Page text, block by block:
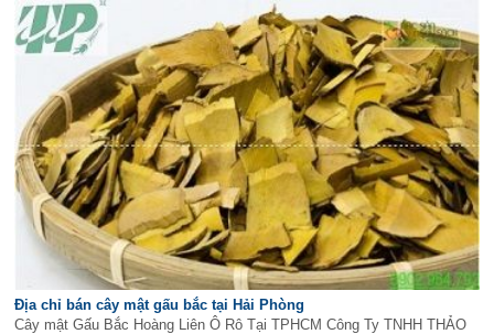
Địa chỉ bán cây mật gấu bắc tại Hải Phòng
Cây mật Gấu Bắc Hoàng Liên Ô Rô Tại TPHCM Công Ty TNHH THẢO